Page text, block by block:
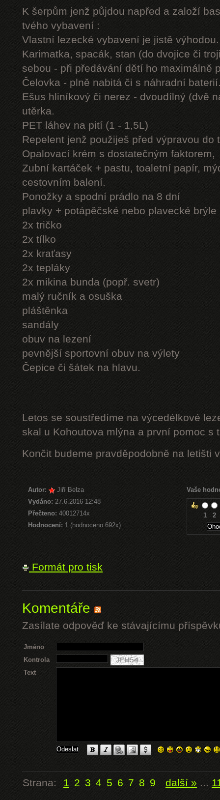
K šerpům jenž půjdou napřed a založí
tvého vybavení :
Vlastní lezecké vybavení je jistě výhodou.
Karimatka, spacák, stan (do dvojice či
sebou - při předávání dětí ho maximálně
Čelovka - plně nabitá či s náhradní
Ešus hliníkový či nerez - dvoudílný (dvě
utěrka.
PET láhev na pití (1 - 1,5L)
Repelent jenž použiješ před výpravou do
Opalovací krém s dostatečným faktorem,
Zubní kartáček + pastu, toaletní papír,
cestovním balení.
Ponožky a spodní prádlo na 8 dní
plavky + potápěčské nebo plavecké brýle
2x tričko
2x tílko
2x kraťasy
2x tepláky
2x mikina bunda (popř. svetr)
malý ručník a osuška
pláštěnka
sandály
obuv na lezení
pevnější sportovní obuv na výlety
Čepice či šátek na hlavu.
Letos se soustředíme na výcedélkové
skal u Kohoutova mlýna a první pomoc s
Končit budeme pravděpodobně na letišti
Autor:
Jiří Belza
Vydáno: 27.6.2016 12:48
Přečteno:40012714x
Hodnocení: 1 (hodnoceno 692x)
Vaše
1 2
Formát pro tisk
Komentáře
Zasílate odpověď ke stávajícímu
Jméno
Kontrola
Text
Strana: 1 2 3 4 5 6 7 8 9 další » ...